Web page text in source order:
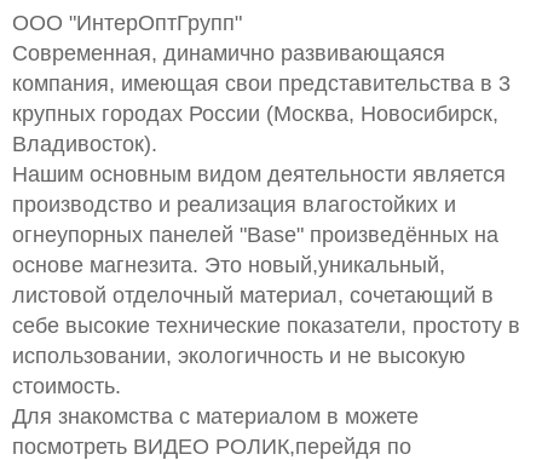
ООО "ИнтерОптГрупп"
Современная, динамично развивающаяся
компания, имеющая свои представительства в 3
крупных городах России (Москва, Новосибирск,
Владивосток).
Нашим основным видом деятельности является
производство и реализация влагостойких и
огнеупорных панелей "Base" произведённых на
основе магнезита. Это новый,уникальный,
листовой отделочный материал, сочетающий в
себе высокие технические показатели, простоту в
использовании, экологичность и не высокую
стоимость.
Для знакомства с материалом в можете
посмотреть ВИДЕО РОЛИК,перейдя по